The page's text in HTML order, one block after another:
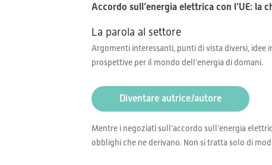
Accordo sull’energia elettrica con l’UE: la
La parola al settore
Argomenti interessanti, punti di vista diversi, idee
prospettive per il mondo dell’energia di domani.
Diventare autrice/autore
Mentre i negoziati sull’accordo sull’energia
obblighi che ne derivano. Non si tratta solo di